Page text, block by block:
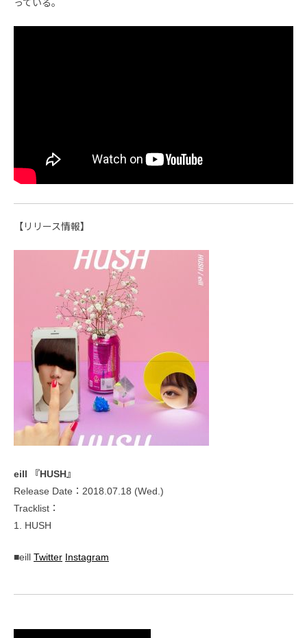
っている。
【リリース情報】
eill 『HUSH』
Release Date：2018.07.18 (Wed.)
Tracklist：
1. HUSH
■eill Twitter Instagram